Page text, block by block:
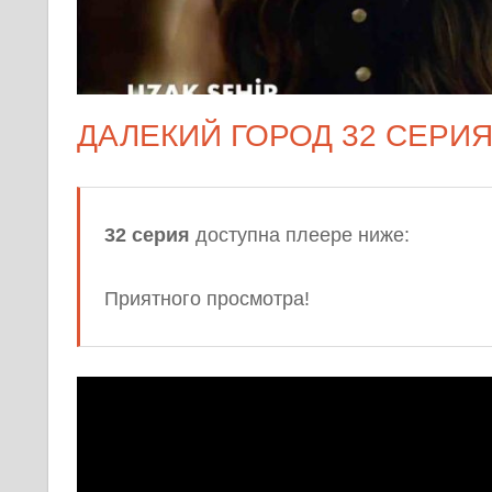
ДАЛЕКИЙ ГОРОД 32 СЕРИЯ
32 серия доступна плеере ниже:
Приятного просмотра!